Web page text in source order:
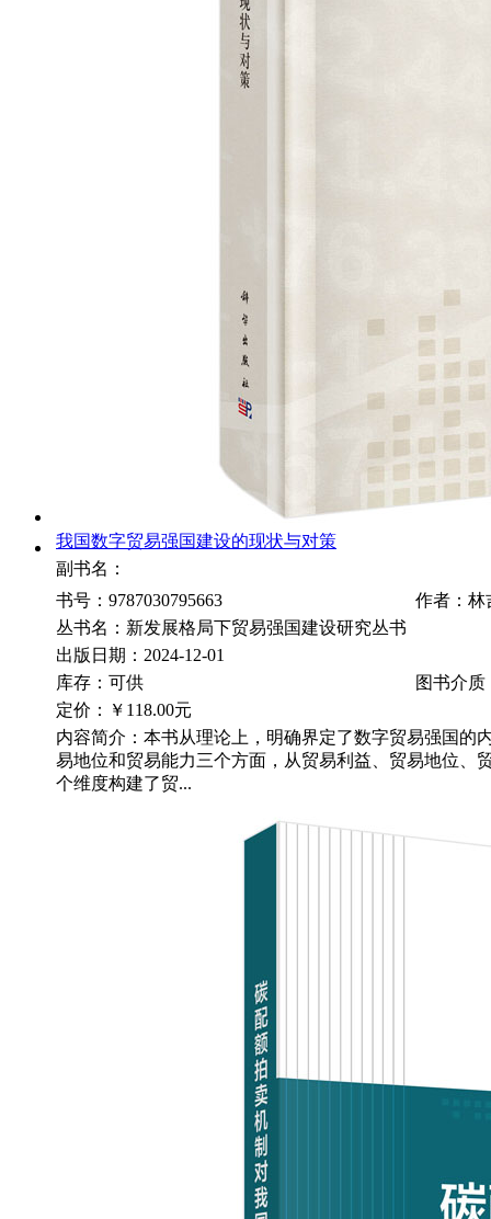
我国数字贸易强国建设的现状与对策
副书名：
书号：9787030795663
作者：林
丛书名：新发展格局下贸易强国建设研究丛书
出版日期：2024-12-01
库存：可供
图书介质
定价：
￥118.00元
内容简介：本书从理论上，明确界定了数字贸易强国的
易地位和贸易能力三个方面，从贸易利益、贸易地位、
个维度构建了贸...